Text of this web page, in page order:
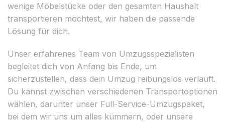
wenige Möbelstücke oder den gesamten Haushalt
transportieren möchtest, wir haben die passende
Lösung für dich.
Unser erfahrenes Team von Umzugsspezialisten
begleitet dich von Anfang bis Ende, um
sicherzustellen, dass dein Umzug reibungslos verläuft.
Du kannst zwischen verschiedenen Transportoptionen
wählen, darunter unser Full-Service-Umzugspaket,
bei dem wir uns um alles kümmern, oder unsere